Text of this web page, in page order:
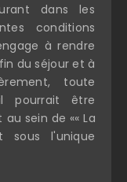
dans les
conditions
à rendre
du séjour et à
toute
pourrait être
sein de «« La
sous l'unique